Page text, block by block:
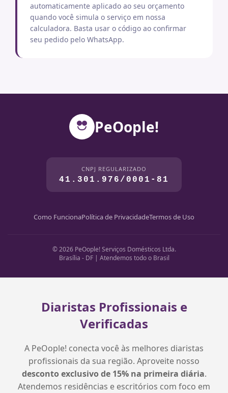
automaticamente aplicado ao seu orçamento
quando você simula o serviço em nossa
calculadora. Basta usar o código ao confirmar
seu pedido pelo WhatsApp.
PeOople!
CNPJ REGULARIZADO
41.301.976/0001-81
Como FuncionaPolítica de PrivacidadeTermos de Uso
© 2026 PeOople! Serviços Domésticos Ltda.
Brasília - DF | Atendemos todo o Brasil
Diaristas Profissionais e
Verificadas
A PeOople! conecta você às melhores diaristas
profissionais da sua região. Aproveite nosso
desconto exclusivo de 15% na primeira diária.
Atendemos residências e escritórios com foco em